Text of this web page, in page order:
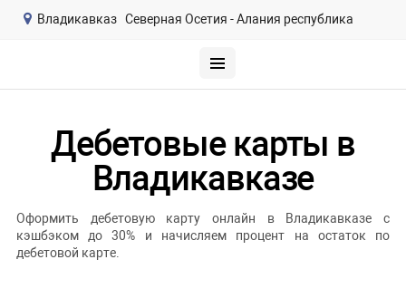
Владикавказ Северная Осетия - Алания республика
Дебетовые карты в
Владикавказе
Оформить дебетовую карту онлайн в Владикавказе с
кэшбэком до 30% и начисляем процент на остаток по
дебетовой карте.